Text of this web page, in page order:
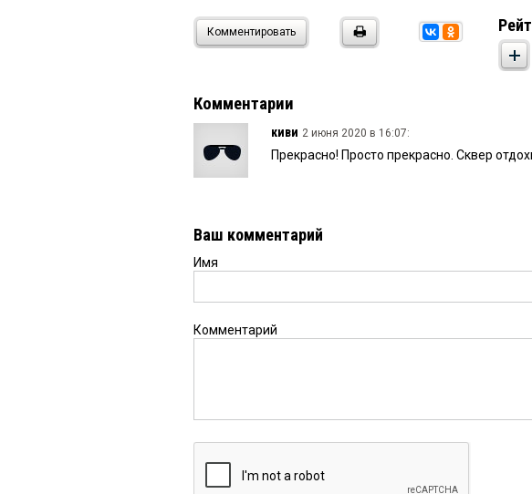
Комментировать
Комментарии
киви 2 июня 2020 в 16:07:
Прекрасно! Просто прекрасно. Сквер
Ваш комментарий
Имя
Комментарий